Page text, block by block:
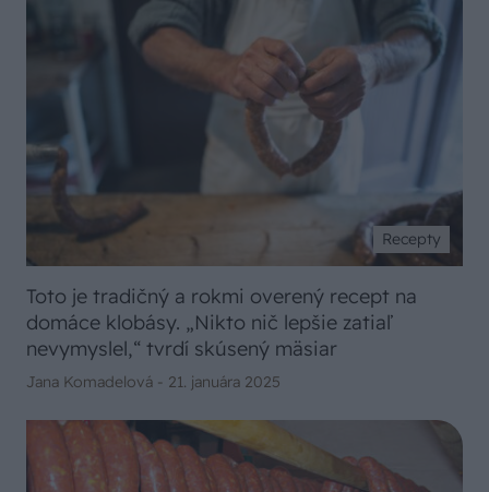
Recepty
Toto je tradičný a rokmi overený recept na
domáce klobásy. „Nikto nič lepšie zatiaľ
nevymyslel,“ tvrdí skúsený mäsiar
Jana Komadelová - 21. januára 2025